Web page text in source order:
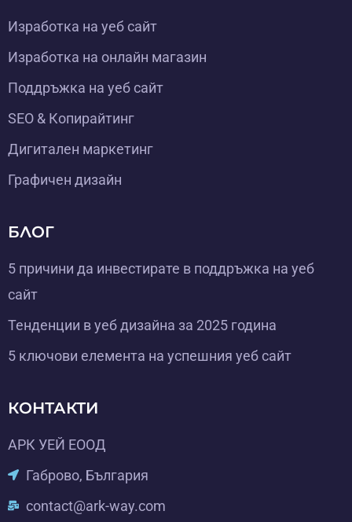
Изработка на уеб сайт
Изработка на онлайн магазин
Поддръжка на уеб сайт
SEO & Копирайтинг
Дигитален маркетинг
Графичен дизайн
БЛОГ
5 причини да инвестирате в поддръжка на уеб
сайт
Тенденции в уеб дизайна за 2025 година
5 ключови елемента на успешния уеб сайт
КОНТАКТИ
АРК УЕЙ ЕООД
Габрово, България
contact@ark-way.com